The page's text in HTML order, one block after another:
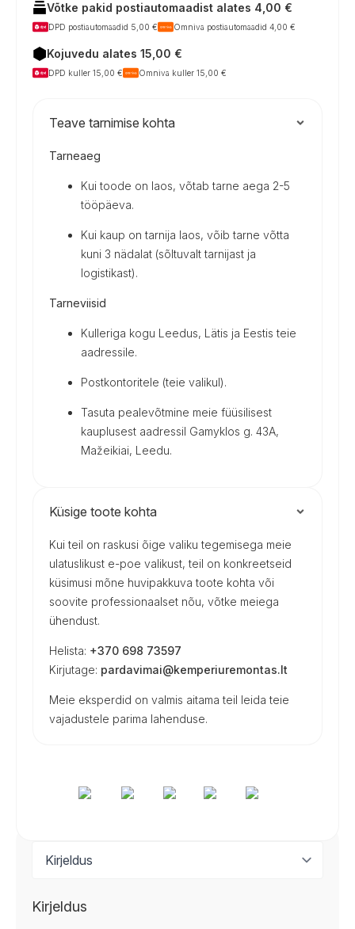
Võtke pakid postiautomaadist alates 4,00 €
DPD postiautomaadid 5,00 € Omniva postiautomaadid 4,00 €
Kojuvedu alates 15,00 €
DPD kuller 15,00 € Omniva kuller 15,00 €
Teave tarnimise kohta
Tarneaeg
Kui toode on laos, võtab tarne aega 2-5
tööpäeva.
Kui kaup on tarnija laos, võib tarne võtta
kuni 3 nädalat (sõltuvalt tarnijast ja
logistikast).
Tarneviisid
Kulleriga kogu Leedus, Lätis ja Eestis teie
aadressile.
Postkontoritele (teie valikul).
Tasuta pealevõtmine meie füüsilisest
kauplusest aadressil Gamyklos g. 43A,
Mažeikiai, Leedu.
Küsige toote kohta
Kui teil on raskusi õige valiku tegemisega meie
ulatuslikust e-poe valikust, teil on konkreetseid
küsimusi mõne huvipakkuva toote kohta või
soovite professionaalset nõu, võtke meiega
ühendust.
Helista: +370 698 73597
Kirjutage: pardavimai@kemperiuremontas.lt
Meie eksperdid on valmis aitama teil leida teie
vajadustele parima lahenduse.
Kirjeldus